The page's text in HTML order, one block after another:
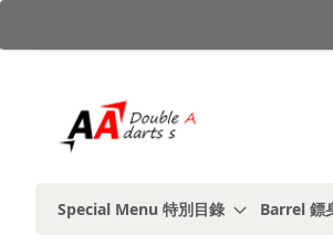
到
Special Menu 特別目錄
Barrel 鏢